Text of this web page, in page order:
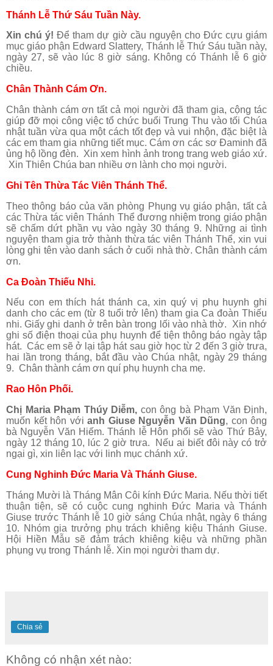
Thánh Lễ Thứ Sáu Tuần Này.
Xin chú ý! Để tham dự giờ cầu nguyện cho Đức cựu giám
mục giáo phận Edward Slattery, Thánh lễ Thứ Sáu tuần này,
ngày 27, sẽ vào lúc 8 giờ sáng. Không có Thánh lễ 6 giờ
chiều.
Chân Thành Cám Ơn.
Chân thành cám ơn tất cả mọi người đã tham gia, cộng tác
giúp đỡ mọi công việc tổ chức buổi Trung Thu vào tối Chúa
nhật tuần vừa qua một cách tốt đẹp và vui nhộn, đặc biệt là
các em tham gia những tiết mục. Cám ơn các sơ Đaminh đã
ủng hộ lồng đèn. Xin xem hình ảnh trong trang web giáo xứ.
Xin Thiên Chúa ban nhiều ơn lành cho mọi người.
Ghi Tên Thừa Tác Viên Thánh Thể.
Theo thông báo của văn phòng Phụng vụ giáo phận, tất cả
các Thừa tác viên Thánh Thể đương nhiệm trong giáo phận
sẽ chấm dứt phần vụ vào ngày 30 tháng 9. Những ai tình
nguyện tham gia trở thành thừa tác viên Thánh Thể, xin vui
lòng ghi tên vào danh sách ở cuối nhà thờ. Chân thành cám
ơn.
Ca Đoàn Thiếu Nhi.
Nếu con em thích hát thánh ca, xin quý vị phụ huynh ghi
danh cho các em (từ 8 tuổi trở lên) tham gia Ca đoàn Thiếu
nhi. Giấy ghi danh ở trên bàn trong lối vào nhà thờ. Xin nhớ
ghi số điện thoại của phụ huynh để tiện thông báo ngày tập
hát. Các em sẽ ở lại tập hát sau giờ học từ 2 đến 3 giờ trưa,
hai lần trong tháng, bắt đầu vào Chúa nhật, ngày 29 tháng
9. Chân thành cám ơn quí phụ huynh cha mẹ.
Rao Hôn Phối.
Chị Maria Phạm Thúy Diễm, con ông bà Phạm Văn Định,
muốn kết hôn với anh Giuse Nguyễn Văn Dũng, con ông
bà Nguyễn Văn Hiếm. Thánh lễ Hôn phối sẽ vào Thứ Bảy,
ngày 12 tháng 10, lúc 2 giờ trưa. Nếu ai biết đôi này có trở
ngại gì, xin liên lạc với linh mục chánh xứ.
Cung Nghinh Đức Maria Và Thánh Giuse.
Tháng Mười là Tháng Mân Côi kính Đức Maria. Nếu thời tiết
thuận tiện, sẽ có cuộc cung nghinh Đức Maria và Thánh
Giuse trước Thánh lễ 10 giờ sáng Chúa nhật, ngày 6 tháng
10. Nhóm gia trưởng phụ trách khiêng kiệu Thánh Giuse.
Hội Hiền Mẫu sẽ đảm trách khiêng kiệu và những phần
phụng vụ trong Thánh lễ. Xin mọi người tham dự.
Chia sẻ
Không có nhận xét nào: